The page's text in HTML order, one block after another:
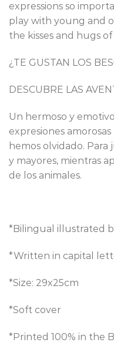
expressions so
play with young and
the kisses and hugs of
¿TE GUSTAN LOS
DESCUBRE LAS
Un hermoso y
expresiones
hemos olvidado.
y mayores, mientras
de los animales.
*Bilingual illustrated
*Written in capital
*Size: 29x25cm
*Soft cover
*Printed 100% in the